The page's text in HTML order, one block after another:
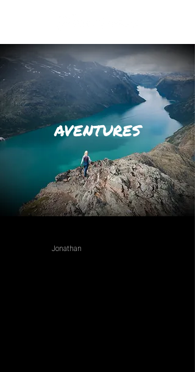
AVENTURES
Jonathan